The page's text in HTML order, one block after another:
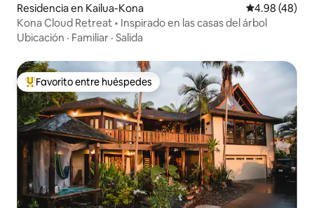
Residencia en Kailua-Kona Calificación
4.98 (48)
Kona Cloud Retreat • Inspirado en las casas del árbol
Ubicación · Familiar · Salida
De los mejores en Favorito entre huéspedes
Favorito entre huéspedes